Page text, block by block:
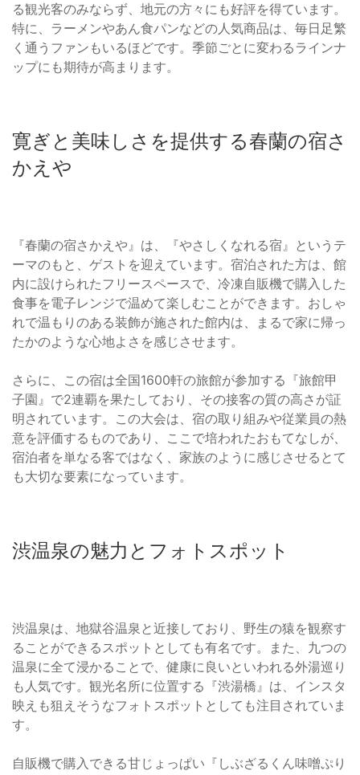
る観光客のみならず、地元の方々にも好評を得ています。
特に、ラーメンやあん食パンなどの人気商品は、毎日足繁
く通うファンもいるほどです。季節ごとに変わるラインナ
ップにも期待が高まります。
寛ぎと美味しさを提供する春蘭の宿さ
かえや
『春蘭の宿さかえや』は、『やさしくなれる宿』というテ
ーマのもと、ゲストを迎えています。宿泊された方は、館
内に設けられたフリースペースで、冷凍自販機で購入した
食事を電子レンジで温めて楽しむことができます。おしゃ
れで温もりのある装飾が施された館内は、まるで家に帰っ
たかのような心地よさを感じさせます。
さらに、この宿は全国1600軒の旅館が参加する『旅館甲
子園』で2連覇を果たしており、その接客の質の高さが証
明されています。この大会は、宿の取り組みや従業員の熱
意を評価するものであり、ここで培われたおもてなしが、
宿泊者を単なる客ではなく、家族のように感じさせるとて
も大切な要素になっています。
渋温泉の魅力とフォトスポット
渋温泉は、地獄谷温泉と近接しており、野生の猿を観察す
ることができるスポットとしても有名です。また、九つの
温泉に全て浸かることで、健康に良いといわれる外湯巡り
も人気です。観光名所に位置する『渋湯橋』は、インスタ
映えも狙えそうなフォトスポットとしても注目されていま
す。
自販機で購入できる甘じょっぱい『しぶざるくん味噌ぷり